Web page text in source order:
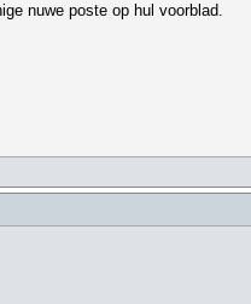
nuwe poste op hul voorblad.